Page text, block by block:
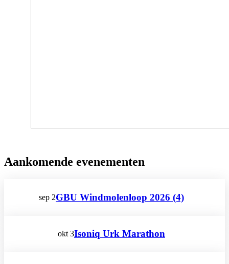
Aankomende evenementen
sep 2GBU Windmolenloop 2026 (4)
okt 3Isoniq Urk Marathon